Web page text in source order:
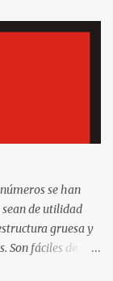
se han
de utilidad
gruesa y
Son fáciles de